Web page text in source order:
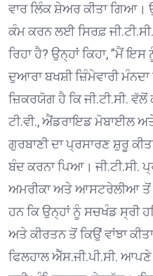
ਵਾਰ ਲਿੰਕ ਸ਼ੇਅਰ ਕੀਤਾ ਗਿਆ।
ਕੰਮ ਕਰਨ ਲਈ ਸਿਰਫ਼ ਜੀ.ਟੀ.ਸੀ.
ਰਿਹਾ ਹੈ? ਉਨ੍ਹਾਂ ਕਿਹਾ, ”ਮੈਂ
ਦੁਆਰਾ ਬਖਸ਼ੀ ਜ਼ਿੰਮੇਵਾਰੀ ਮੰਨਦਾ
ਜ਼ਿਕਰਯੋਗ ਹੈ ਕਿ ਜੀ.ਟੀ.ਸੀ.
ਟੀ.ਵੀ., ਐਂਡਰਾਇਡ ਮੋਬਾਈਲ
ਗੁਰਬਾਣੀ ਦਾ ਪ੍ਰਸਾਰਣ ਸ਼ੁਰੂ
ਬੰਦ ਕਰਨਾ ਪਿਆ। ਜੀ.ਟੀ.ਸੀ.
ਅਮਰੀਕਾ ਅਤੇ ਆਸਟਰੇਲੀਆ ਤੋਂ
ਹਨ ਕਿ ਉਨ੍ਹਾਂ ਨੂੰ ਸਚਖੰਡ ਸ੍ਰੀ
ਅਤੇ ਕੀਰਤਨ ਤੋਂ ਕਿਉਂ ਵਾਂਝਾ ਕੀਤਾ
ਫਿਲਹਾਲ ਐੱਸ.ਜੀ.ਪੀ.ਸੀ.